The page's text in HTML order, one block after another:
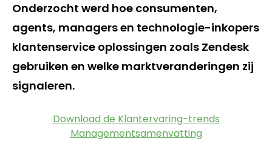
Onderzocht werd hoe consumenten,
agents, managers en technologie-inkopers
klantenservice oplossingen zoals Zendesk
gebruiken en welke marktveranderingen zij
signaleren.
Download de Klantervaring-trends
Managementsamenvatting